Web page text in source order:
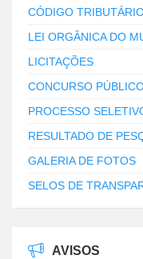
CÓDIGO
LEI ORGÂNICA DO
LICITAÇÕES
CONCURSO
PROCESSO
RESULTADO DE
GALERIA DE FOTOS
SELOS DE
AVISOS